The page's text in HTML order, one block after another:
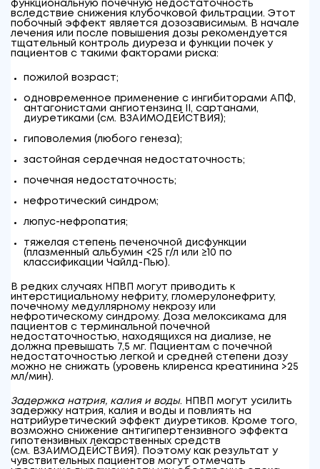
функциональную почечную недостаточность
вследствие снижения клубочковой фильтрации. Этот
побочный эффект является дозозависимым. В начале
лечения или после повышения дозы рекомендуется
тщательный контроль диуреза и функции почек у
пациентов с такими факторами риска:
пожилой возраст;
одновременное применение с ингибиторами АПФ,
антагонистами ангиотензина II, сартанами,
диуретиками (см. ВЗАИМОДЕЙСТВИЯ);
гиповолемия (любого генеза);
застойная сердечная недостаточность;
почечная недостаточность;
нефротический синдром;
люпус-нефропатия;
тяжелая степень печеночной дисфункции
(плазменный альбумин <25 г/л или ≥10 по
классификации Чайлд-Пью).
В редких случаях НПВП могут приводить к
интерстициальному нефриту, гломерулонефриту,
почечному медуллярному некрозу или
нефротическому синдрому. Доза мелоксикама для
пациентов с терминальной почечной
недостаточностью, находящихся на диализе, не
должна превышать 7,5 мг. Пациентам с почечной
недостаточностью легкой и средней степени дозу
можно не снижать (уровень клиренса креатинина >25
мл/мин).
Задержка натрия, калия и воды. НПВП могут усилить
задержку натрия, калия и воды и повлиять на
натрийуретический эффект диуретиков. Кроме того,
возможно снижение антигипертензивного эффекта
гипотензивных лекарственных средств
(см. ВЗАИМОДЕЙСТВИЯ). Поэтому как результат у
чувствительных пациентов могут отмечать